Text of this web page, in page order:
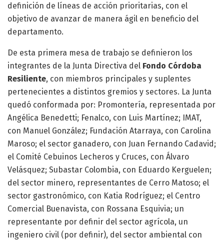
definición de líneas de acción prioritarias, con el
objetivo de avanzar de manera ágil en beneficio del
departamento.
De esta primera mesa de trabajo se definieron los
integrantes de la Junta Directiva del Fondo Córdoba
Resiliente, con miembros principales y suplentes
pertenecientes a distintos gremios y sectores. La Junta
quedó conformada por: Promontería, representada por
Angélica Benedetti; Fenalco, con Luis Martínez; IMAT,
con Manuel González; Fundación Atarraya, con Carolina
Maroso; el sector ganadero, con Juan Fernando Cadavid;
el Comité Cebuinos Lecheros y Cruces, con Álvaro
Velásquez; Subastar Colombia, con Eduardo Kerguelen;
del sector minero, representantes de Cerro Matoso; el
sector gastronómico, con Katia Rodríguez; el Centro
Comercial Buenavista, con Rossana Esquivia; un
representante por definir del sector agrícola, un
ingeniero civil (por definir), del sector ambiental con